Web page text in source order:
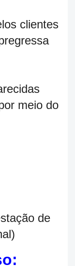
clientes
meio do
de